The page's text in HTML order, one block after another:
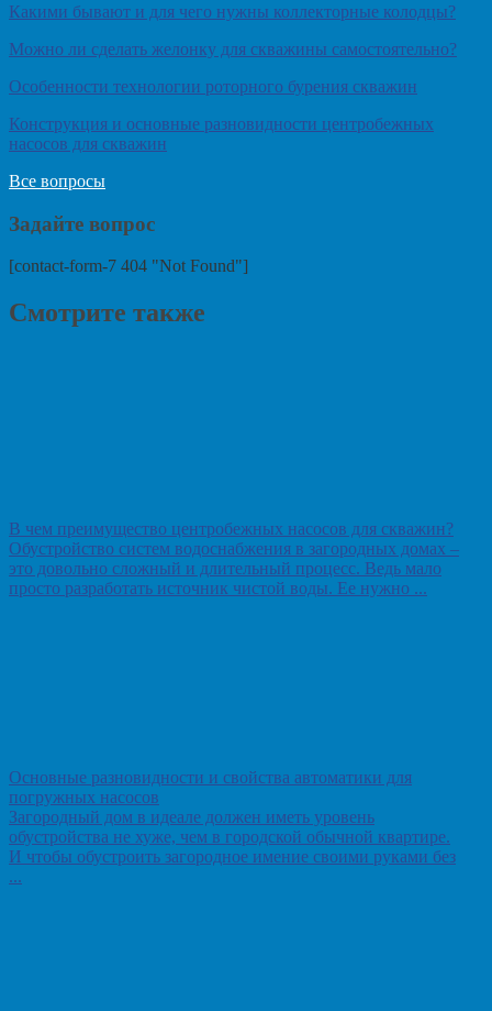
Какими бывают и для чего нужны коллекторные колодцы?
Можно ли сделать желонку для скважины самостоятельно?
Особенности технологии роторного бурения скважин
Конструкция и основные разновидности центробежных
насосов для скважин
Все вопросы
Задайте вопрос
[contact-form-7 404 "Not Found"]
Смотрите также
В чем преимущество центробежных насосов для скважин?
Обустройство систем водоснабжения в загородных домах –
это довольно сложный и длительный процесс. Ведь мало
просто разработать источник чистой воды. Ее нужно ...
Основные разновидности и свойства автоматики для
погружных насосов
Загородный дом в идеале должен иметь уровень
обустройства не хуже, чем в городской обычной квартире.
И чтобы обустроить загородное имение своими руками без
...